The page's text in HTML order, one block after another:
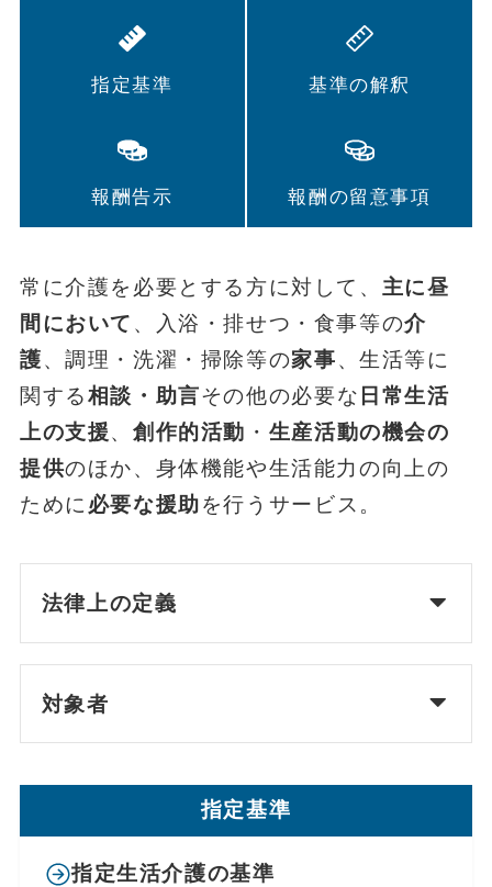
指定基準 基準の解釈
報酬告示 報酬の留意事項
常に介護を必要とする方に対して、 主に昼
間において 、入浴・排せつ・食事等の介
護、調理・洗濯・掃除等の家事、生活等に
関する相談・助言その他の必要な 日常生活
上の支援、 創作的活動 ・ 生産活動の機会の
提供のほか、身体機能や生活能力の向上の
ために 必要な援助を行うサービス。
法律上の定義
対象者
指定基準
指定生活介護の基準